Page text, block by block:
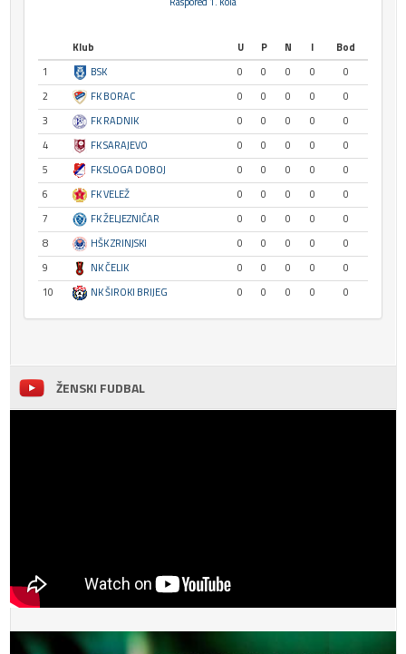
Klub U P N I
Bod
1
BSK 0 0 0 0
0
2
FK BORAC 0 0 0 0
0
3
FK RADNIK 0 0 0 0
0
4
FK SARAJEVO 0 0 0 0
0
5
FK SLOGA DOBOJ 0 0 0 0
0
6
FK VELEŽ 0 0 0 0
0
7
FK ŽELJEZNIČAR 0 0 0 0
0
8
HŠK ZRINJSKI 0 0 0 0
0
9
NK ČELIK 0 0 0 0
0
10
NK ŠIROKI BRIJEG 0 0 0 0 0
ŽENSKI FUDBAL